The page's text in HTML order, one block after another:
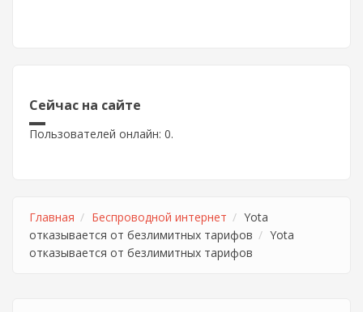
Сейчас на сайте
Пользователей онлайн: 0.
Главная Беспроводной интернет
Yota
отказывается от безлимитных тарифов
Yota
отказывается от безлимитных тарифов